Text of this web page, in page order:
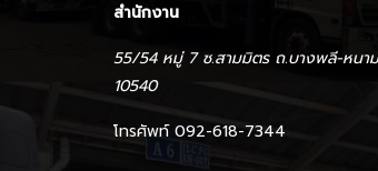
สำนักงาน
55/54 หมู่ 7 ซ.สามมิตร ถ.บางพลี-หนา
10540
โทรศัพท์ 092-618-7344